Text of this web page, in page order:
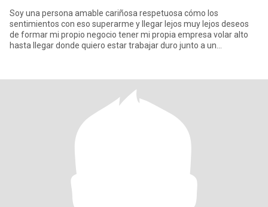
Soy una persona amable cariñosa respetuosa cómo los
sentimientos con eso superarme y llegar lejos muy lejos deseos
de formar mi propio negocio tener mi propia empresa volar alto
hasta llegar donde quiero estar trabajar duro junto a un